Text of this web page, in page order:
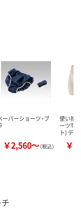
ーパーショーツ・ブ
￥2,560～（税込）
使い捨
ーツT-
ト) デ
￥